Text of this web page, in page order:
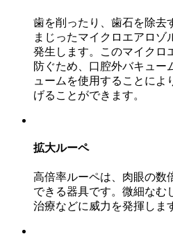
歯を削ったり、歯石を除去
まじったマイクロエアロゾ
発生します。このマイクロ
防ぐため、口腔外バキュー
ュームを使用することに
げることができます。
拡大ルーペ
高倍率ルーペは、肉眼の数
できる器具です。微細なむ
治療などに威力を発揮しま